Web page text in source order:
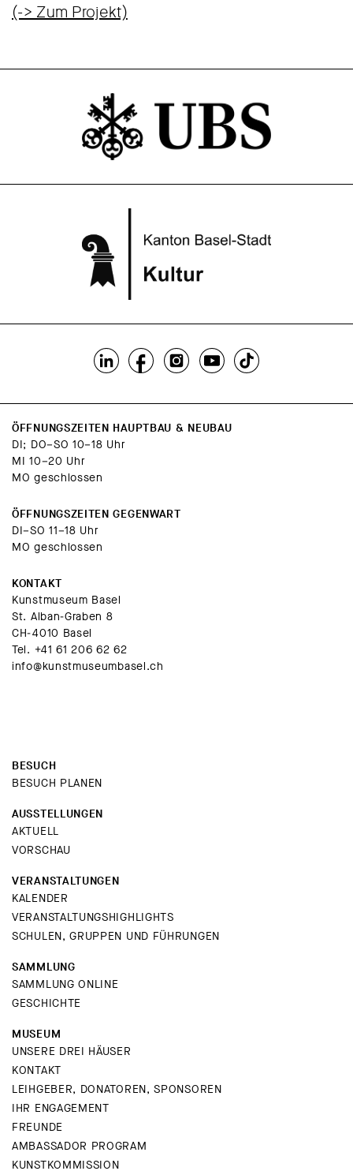
(-> Zum Projekt)
ÖFFNUNGSZEITEN HAUPTBAU & NEUBAU
DI; DO–SO 10–18 Uhr
MI 10–20 Uhr
MO geschlossen
ÖFFNUNGSZEITEN GEGENWART
DI–SO 11–18 Uhr
MO geschlossen
KONTAKT
Kunstmuseum Basel
St. Alban-Graben 8
CH-4010 Basel
Tel. +41 61 206 62 62
info@kunstmuseumbasel.ch
BESUCH
BESUCH PLANEN
AUSSTELLUNGEN
AKTUELL
VORSCHAU
VERANSTALTUNGEN
KALENDER
VERANSTALTUNGSHIGHLIGHTS
SCHULEN, GRUPPEN UND FÜHRUNGEN
SAMMLUNG
SAMMLUNG ONLINE
GESCHICHTE
MUSEUM
UNSERE DREI HÄUSER
KONTAKT
LEIHGEBER, DONATOREN, SPONSOREN
IHR ENGAGEMENT
FREUNDE
AMBASSADOR PROGRAM
KUNSTKOMMISSION